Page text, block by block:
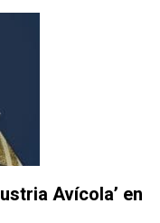
Avícola’ en